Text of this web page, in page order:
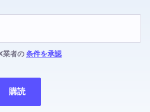
業者の 条件を承認
購読